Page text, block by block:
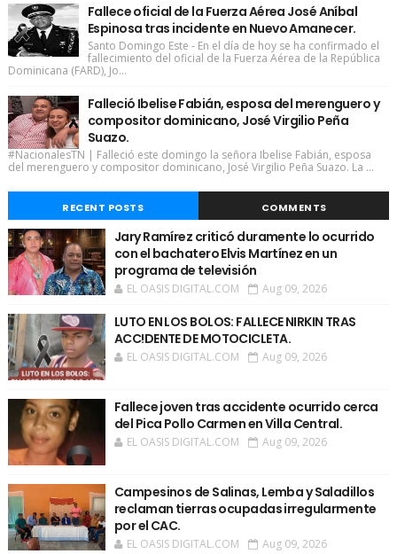
Fallece oficial de la Fuerza Aérea José Aníbal
Espinosa tras incidente en Nuevo Amanecer.
Santo Domingo Este - En el día de hoy se ha confirmado el
fallecimiento del oficial de la Fuerza Aérea de la República
Dominicana (FARD), Jo...
Falleció Ibelise Fabián, esposa del merenguero y
compositor dominicano, José Virgilio Peña
Suazo.
#NacionalesTN | Falleció este domingo la señora Ibelise Fabián, esposa
del merenguero y compositor dominicano, José Virgilio Peña Suazo. La ...
RECENT POSTS COMMENTS
Jary Ramírez criticó duramente lo ocurrido
con el bachatero Elvis Martínez en un
programa de televisión
EL OASIS DIGITAL.COM Aug 09, 2026
LUTO EN LOS BOLOS: FALLECE NIRKIN TRAS
ACC!DENTE DE MOTOCICLETA.
EL OASIS DIGITAL.COM Aug 09, 2026
Fallece joven tras accidente ocurrido cerca
del Pica Pollo Carmen en Villa Central.
EL OASIS DIGITAL.COM Aug 09, 2026
Campesinos de Salinas, Lemba y Saladillos
reclaman tierras ocupadas irregularmente
por el CAC.
EL OASIS DIGITAL.COM Aug 09, 2026